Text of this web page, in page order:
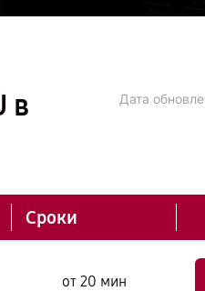
в
Дата
Сроки
от 20 мин